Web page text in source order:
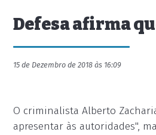
Defesa afirma
15 de Dezembro de 2018 às 16:09
O criminalista Alberto
apresentar às autoridades",